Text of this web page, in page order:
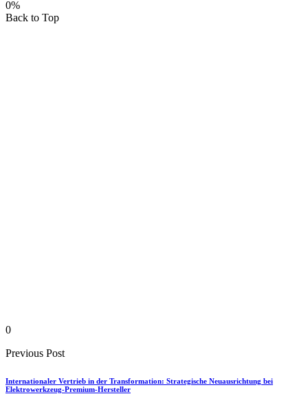
0%
Back to Top
0
Previous Post
Internationaler Vertrieb in der Transformation: Strategische Neuausrichtung bei
Elektrowerkzeug-Premium-Hersteller